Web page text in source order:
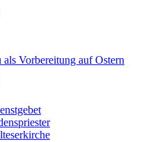
Vorbereitung auf Ostern